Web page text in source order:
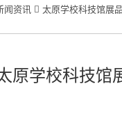
闻资讯 太原学校科技馆展
原学校科技馆